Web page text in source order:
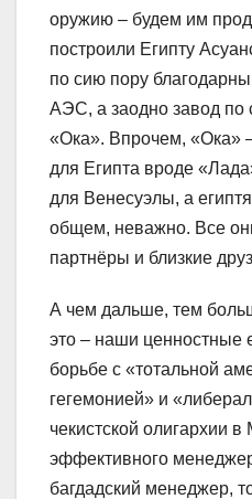
оружию – будем им
построили Египту
по сию пору
АЭС, а заодно завод по
«Ока». Впрочем, «Ока»
для Египта вроде
для Венесуэлы, а
общем, неважно. Все
партнёры и близкие
А чем дальше, тем
это – наши
борьбе с «тотальной
гегемонией» и
чекистской олигархии
эффективного
багдадский менеджер,